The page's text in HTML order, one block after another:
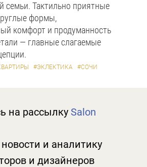
семьи. Тактильно приятные
формы,
комфорт и продуманность
— главные слагаемые
#ЭКЛЕКТИКА #СОЧИ
на рассылку Salon
и аналитику
и дизайнеров